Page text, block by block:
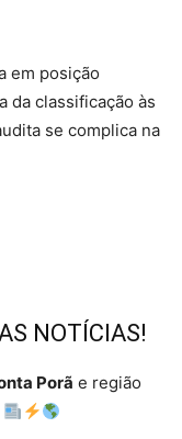
em posição
da classificação às
se complica na
NOTÍCIAS!
Porã e região